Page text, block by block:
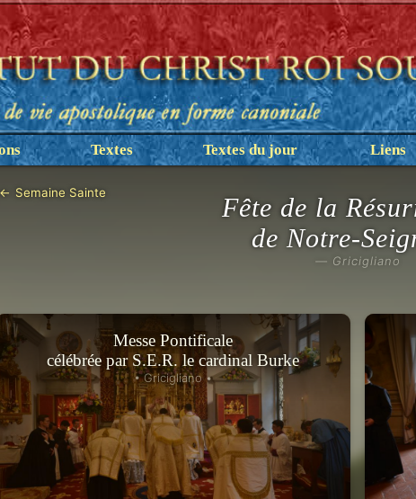
Textes Textes du jour Liens
← Semaine Sainte
Fête de la
de Notre-
— Gricigliano
Messe Pontificale
célébrée par S.E.R. le cardinal Burke
• Gricigliano •